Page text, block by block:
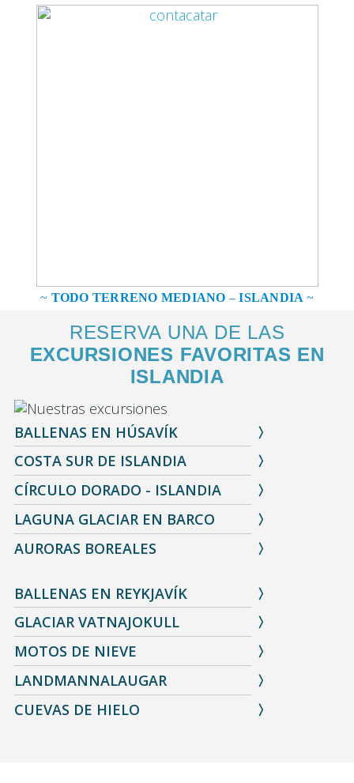
~ TODO TERRENO MEDIANO – ISLANDIA ~
RESERVA UNA DE LAS
EXCURSIONES FAVORITAS EN
ISLANDIA
BALLENAS EN HÚSAVÍK
COSTA SUR DE ISLANDIA
CÍRCULO DORADO - ISLANDIA
LAGUNA GLACIAR EN BARCO
AURORAS BOREALES
BALLENAS EN REYKJAVÍK
GLACIAR VATNAJOKULL
MOTOS DE NIEVE
LANDMANNALAUGAR
CUEVAS DE HIELO